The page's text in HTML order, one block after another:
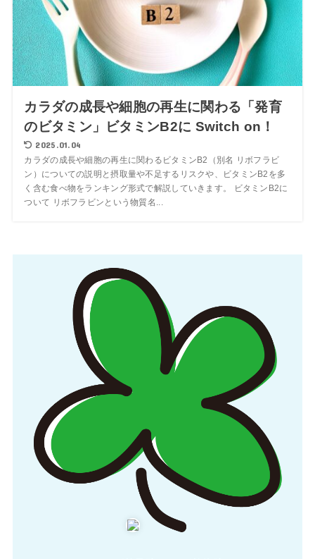
カラダの成長や細胞の再生に関わる「発育
のビタミン」ビタミンB2に Switch on！
2025.01.04
カラダの成長や細胞の再生に関わるビタミンB2（別名 リボフラビ
ン）についての説明と摂取量や不足するリスクや、ビタミンB2を多
く含む食べ物をランキング形式で解説していきます。 ビタミンB2に
ついて リボフラビンという物質名...